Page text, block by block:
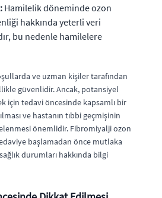
Hamilelik döneminde ozon
hakkında yeterli veri
bu nedenle hamilelere
ve uzman kişiler tarafından
güvenlidir. Ancak, potansiyel
için tedavi öncesinde kapsamlı bir
ve hastanın tıbbi geçmişinin
önemlidir. Fibromiyalji ozon
başlamadan önce mutlaka
durumları hakkında bilgi